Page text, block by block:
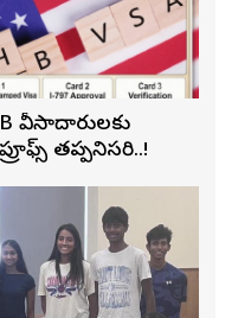
వీసాదారులకు
తప్పనిసరి..!